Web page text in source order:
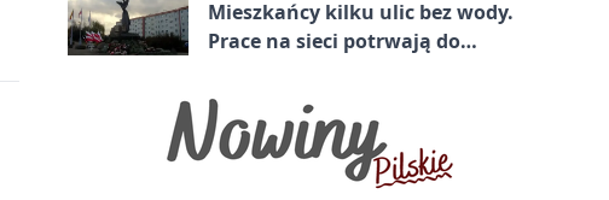
Mieszkańcy kilku ulic bez wody.
Prace na sieci potrwają do